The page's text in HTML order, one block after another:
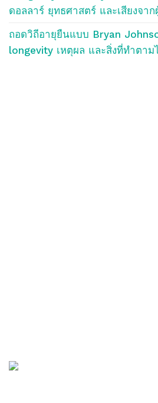
ดอลลาร์ ยุทธศาสตร์ และเสียงจา
ถอดวิถีอายุยืนแบบ Bryan
longevity เหตุผล และสิ่งที่ทำตาม